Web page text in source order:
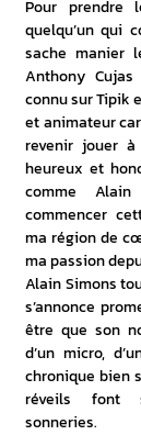
Pour prendre
quelqu’un qui
sache manier
Anthony
connu sur Tipik
et animateur
revenir jouer
heureux et
comme
commencer
ma région de
ma passion
Alain Simons
s’annonce
être que son
d’un micro,
chronique bien
réveils font
sonneries.